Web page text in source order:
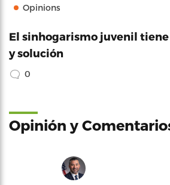
Opinions
El sinhogarismo juvenil
y solución
0
Opinión y